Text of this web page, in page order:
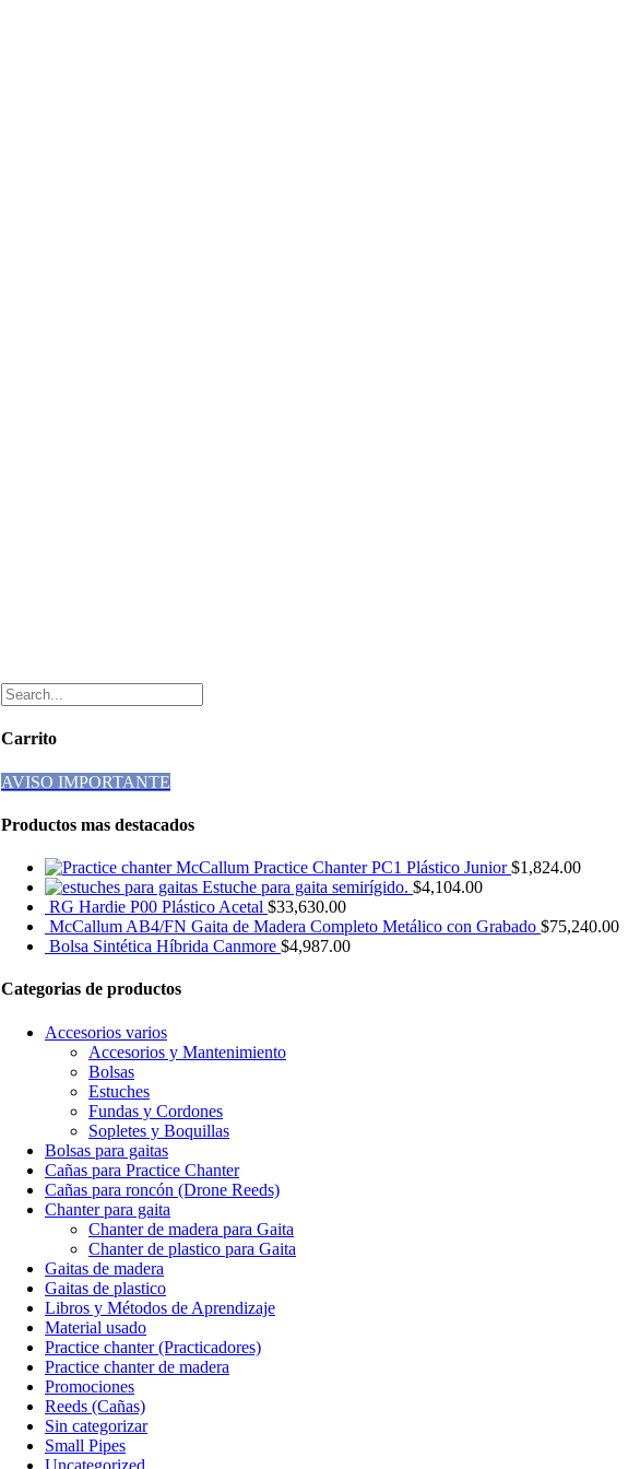
Carrito
AVISO IMPORTANTE
Productos mas destacados
Practice Chanter PC1 Plástico Junior $1,824.00
Estuche para gaita semirígido. $4,104.00
RG Hardie P00 Plástico Acetal $33,630.00
McCallum AB4/FN Gaita de Madera Completo Metálico con Grabado $75,240.00
Bolsa Sintética Híbrida Canmore $4,987.00
Categorias de productos
Accesorios varios
Accesorios y Mantenimiento
Bolsas
Estuches
Fundas y Cordones
Sopletes y Boquillas
Bolsas para gaitas
Cañas para Practice Chanter
Cañas para roncón (Drone Reeds)
Chanter para gaita
Chanter de madera para Gaita
Chanter de plastico para Gaita
Gaitas de madera
Gaitas de plastico
Libros y Métodos de Aprendizaje
Material usado
Practice chanter (Practicadores)
Practice chanter de madera
Promociones
Reeds (Cañas)
Sin categorizar
Small Pipes
Uncategorized